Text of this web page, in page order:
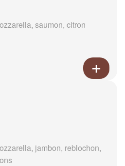
saumon, citron
jambon, reblochon,